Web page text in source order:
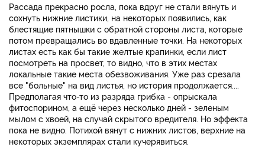
Рассада прекрасно росла, пока вдруг не стали вянуть и
сохнуть нижние листики, на некоторых появились, как
блестящие пятнышки с обратной стороны листа, которые
потом превращались во вдавленные точки. На некоторых
листах есть как бы такие желтые крапинки, если лист
посмотреть на просвет, то видно, что в этих местах
локальные такие места обезвоживания. Уже раз срезала
все "больные" на вид листья, но история продолжается....
Предполагая что-то из разряда грибка - опрыскала
фитоспорином, а ещё через несколько дней - зеленым
мылом с хвоей, на случай скрытого вредителя. Но эффекта
пока не видно. Потихой вянут с нижних листов, верхние на
некоторых экземплярах стали кучерявиться.